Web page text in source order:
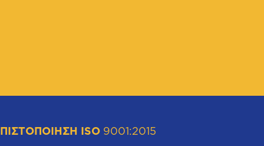
ΠΙΣΤΟΠΟΙΗΣΗ ISO 9001:2015